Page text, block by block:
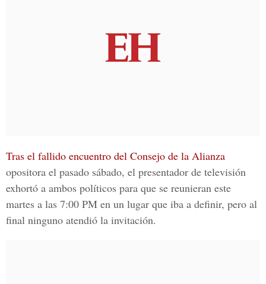
Tras el fallido encuentro del Consejo de la Alianza
opositora el pasado sábado, el presentador de televisión
exhortó a ambos políticos para que se reunieran este
martes a las 7:00 PM en un lugar que iba a definir, pero al
final ninguno atendió la invitación.